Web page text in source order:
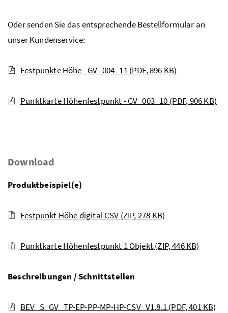
Oder senden Sie das entsprechende Bestellformular an
unser Kundenservice:
Festpunkte Höhe - GV_004_11(PDF, 896 KB)
Punktkarte Höhenfestpunkt - GV_003_10 (PDF, 906 KB)
Download
Produktbeispiel(e)
Festpunkt Höhe digital CSV (ZIP, 278 KB)
Punktkarte Höhenfestpunkt 1 Objekt(ZIP, 446 KB)
Beschreibungen / Schnittstellen
BEV_S_GV_TP-EP-PP-MP-HP-CSV_V1.8.1(PDF, 401 KB)